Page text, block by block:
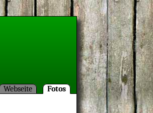
Webseite Fotos